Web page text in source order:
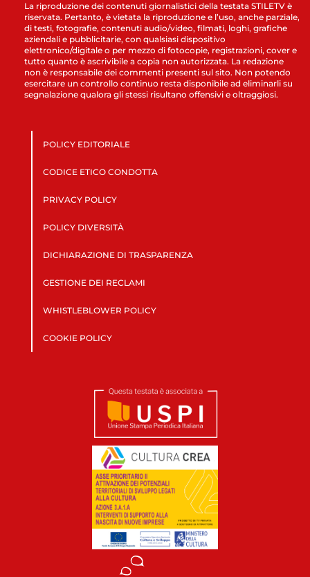
La riproduzione dei contenuti giornalistici della testata STILETV è
riservata. Pertanto, è vietata la riproduzione e l’uso, anche parziale,
di testi, fotografie, contenuti audio/video, filmati, loghi, grafiche
aziendali e pubblicitarie, con qualsiasi dispositivo
elettronico/digitale o per mezzo di fotocopie, registrazioni, cover e
tutto quanto è ascrivibile a copia non autorizzata. La redazione
non è responsabile dei commenti presenti sul sito. Non potendo
esercitare un controllo continuo resta disponibile ad eliminarli su
segnalazione qualora gli stessi risultano offensivi e oltraggiosi.
POLICY EDITORIALE
CODICE ETICO CONDOTTA
PRIVACY POLICY
POLICY DIVERSITÀ
DICHIARAZIONE DI TRASPARENZA
GESTIONE DEI RECLAMI
WHISTLEBLOWER POLICY
COOKIE POLICY